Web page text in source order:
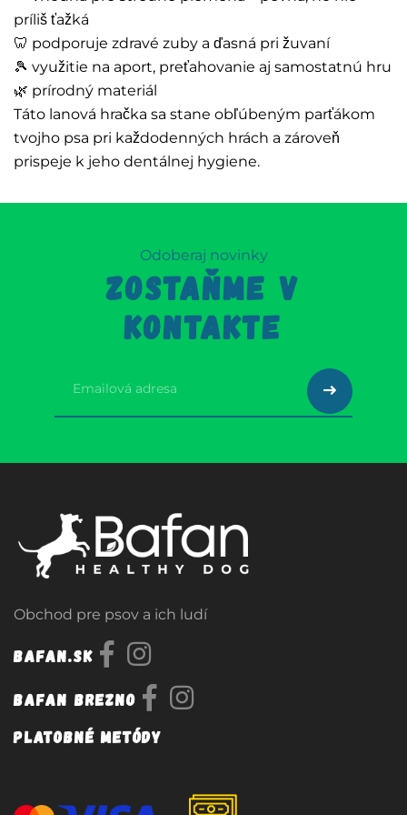
príliš ťažká
🦷 podporuje zdravé zuby a ďasná pri žuvaní
🎾 využitie na aport, preťahovanie aj samostatnú hru
🌿 prírodný materiál
Táto lanová hračka sa stane obľúbeným parťákom
tvojho psa pri každodenných hrách a zároveň
prispeje k jeho dentálnej hygiene.
Odoberaj novinky
ZOSTAŇME V
KONTAKTE
Obchod pre psov a ich ludí
Bafan.sk
Bafan Brezno
Platobné metódy